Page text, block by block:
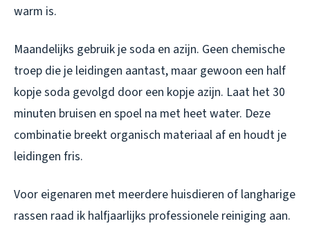
warm is.
Maandelijks gebruik je soda en azijn. Geen chemische
troep die je leidingen aantast, maar gewoon een half
kopje soda gevolgd door een kopje azijn. Laat het 30
minuten bruisen en spoel na met heet water. Deze
combinatie breekt organisch materiaal af en houdt je
leidingen fris.
Voor eigenaren met meerdere huisdieren of langharige
rassen raad ik halfjaarlijks professionele reiniging aan.